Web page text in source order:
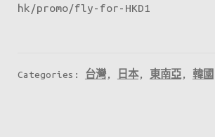
hk/promo/fly-for-HKD1
Categories: 台灣, 日本, 東南亞 , 韓國